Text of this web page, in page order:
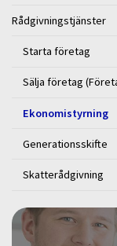
Rådgivningstjänster
Starta företag
Sälja företag
Ekonomistyrning
Generationsskifte
Skatterådgivning